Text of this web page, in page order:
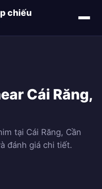
chiếu
Cái Răng,
tại Cái Răng, Cần
đánh giá chi tiết.